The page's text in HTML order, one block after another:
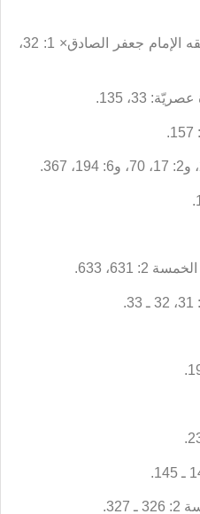
([2]) انظر: محمد جواد مغنيّة، فقه الإمام جعفر الصادق× 1: 32،